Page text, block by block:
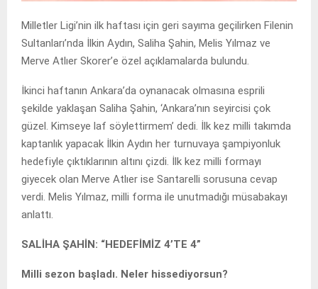
Milletler Ligi’nin ilk haftası için geri sayıma geçilirken Filenin
Sultanları’nda İlkin Aydın, Saliha Şahin, Melis Yılmaz ve
Merve Atlıer Skorer’e özel açıklamalarda bulundu.
İkinci haftanın Ankara’da oynanacak olmasına esprili
şekilde yaklaşan Saliha Şahin, ‘Ankara’nın seyircisi çok
güzel. Kimseye laf söylettirmem’ dedi. İlk kez milli takımda
kaptanlık yapacak İlkin Aydın her turnuvaya şampiyonluk
hedefiyle çıktıklarının altını çizdi. İlk kez milli formayı
giyecek olan Merve Atlıer ise Santarelli sorusuna cevap
verdi. Melis Yılmaz, milli forma ile unutmadığı müsabakayı
anlattı.
SALİHA ŞAHİN: “HEDEFİMİZ 4’TE 4”
Milli sezon başladı. Neler hissediyorsun?